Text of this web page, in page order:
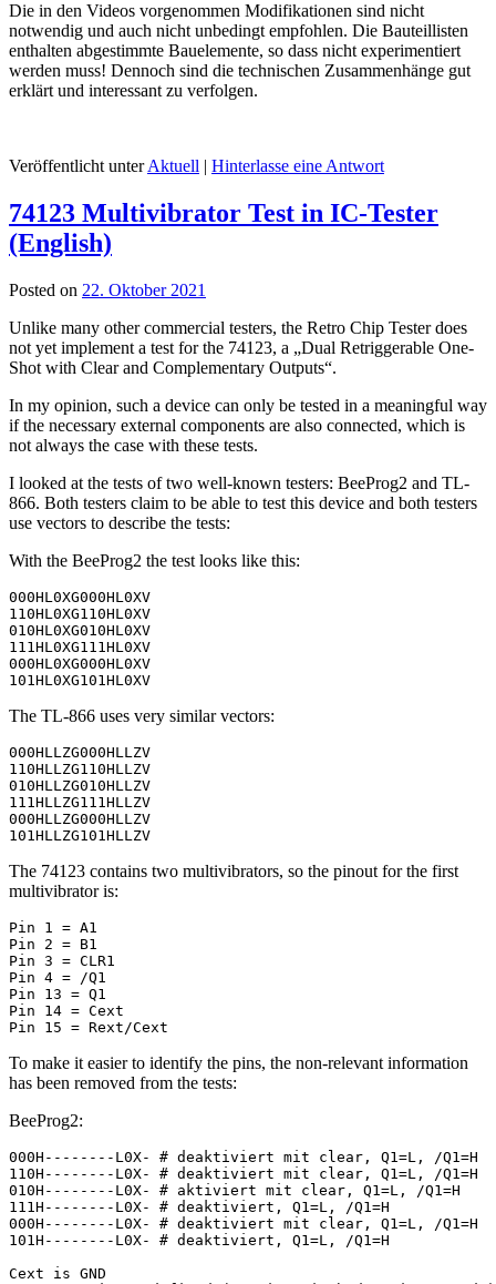
Die in den Videos vorgenommen Modifikationen sind nicht
notwendig und auch nicht unbedingt empfohlen. Die Bauteillisten
enthalten abgestimmte Bauelemente, so dass nicht experimentiert
werden muss! Dennoch sind die technischen Zusammenhänge gut
erklärt und interessant zu verfolgen.
Veröffentlicht unterAktuell | Hinterlasse eine Antwort
74123 Multivibrator Test in IC-Tester
(English)
Posted on 22. Oktober 2021
Unlike many other commercial testers, the Retro Chip Tester does
not yet implement a test for the 74123, a „Dual Retriggerable One-
Shot with Clear and Complementary Outputs“.
In my opinion, such a device can only be tested in a meaningful way
if the necessary external components are also connected, which is
not always the case with these tests.
I looked at the tests of two well-known testers: BeeProg2 and TL-
866. Both testers claim to be able to test this device and both testers
use vectors to describe the tests:
With the BeeProg2 the test looks like this:
000HL0XG000HL0XV
110HL0XG110HL0XV
010HL0XG010HL0XV
111HL0XG111HL0XV
000HL0XG000HL0XV
101HL0XG101HL0XV
The TL-866 uses very similar vectors:
000HLLZG000HLLZV
110HLLZG110HLLZV
010HLLZG010HLLZV
111HLLZG111HLLZV
000HLLZG000HLLZV
101HLLZG101HLLZV
The 74123 contains two multivibrators, so the pinout for the first
multivibrator is:
Pin 1 = A1
Pin 2 = B1
Pin 3 = CLR1
Pin 4 = /Q1
Pin 13 = Q1
Pin 14 = Cext
Pin 15 = Rext/Cext
To make it easier to identify the pins, the non-relevant information
has been removed from the tests:
BeeProg2:
000H--------L0X- # deaktiviert mit clear, Q1=L, /Q1=H
110H--------L0X- # deaktiviert mit clear, Q1=L, /Q1=H
010H--------L0X- # aktiviert mit clear, Q1=L, /Q1=H
111H--------L0X- # deaktiviert, Q1=L, /Q1=H
000H--------L0X- # deaktiviert mit clear, Q1=L, /Q1=H
101H--------L0X- # deaktiviert, Q1=L, /Q1=H
Cext is GND